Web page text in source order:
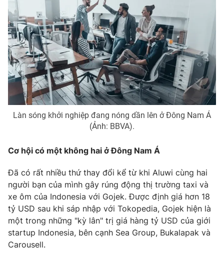
Emagazine Podcast
Photo Infographic
Video Shorts video
VTV Money VTV Thể thao
VTV Sức khoẻ Bất động sản
Thị trường 24h Tấm lòng Việt
VTV4 Vươn mình bằng AI
VTV9 VTV8
Liên hệ tòa soạn English
Làn sóng khởi nghiệp đang nóng dần lên ở Đông Nam Á
(Ảnh: BBVA).
Cơ hội có một không hai ở Đông Nam Á
Đã có rất nhiều thứ thay đổi kể từ khi Aluwi cùng hai
người bạn của mình gây rúng động thị trường taxi và
xe ôm của Indonesia với Gojek. Được định giá hơn 18
tỷ USD sau khi sáp nhập với Tokopedia, Gojek hiện là
một trong những "kỳ lân" trị giá hàng tỷ USD của giới
startup Indonesia, bên cạnh Sea Group, Bukalapak và
Carousell.